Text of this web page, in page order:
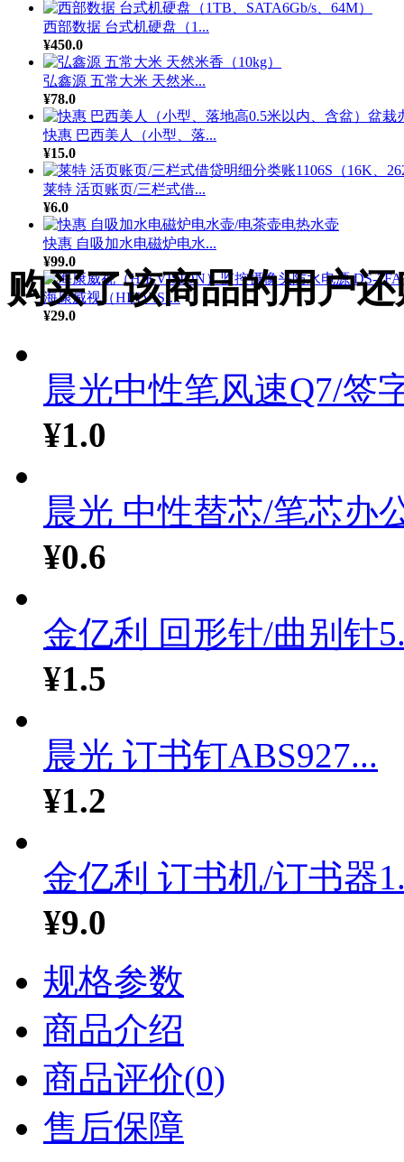
西部数据 台式机硬盘（1...
¥450.0
弘鑫源 五常大米 天然米...
¥78.0
快惠 巴西美人（小型、落...
¥15.0
莱特 活页账页/三栏式借...
¥6.0
快惠 自吸加水电磁炉电水...
¥99.0
海康威视（HIKVISI...
¥29.0
购买了该商品的用户
晨光中性笔风速Q7/签
¥1.0
晨光 中性替芯/笔芯办
¥0.6
金亿利 回形针/曲别针
¥1.5
晨光 订书钉ABS927...
¥1.2
金亿利 订书机/订书器
¥9.0
规格参数
商品介绍
商品评价(0)
售后保障